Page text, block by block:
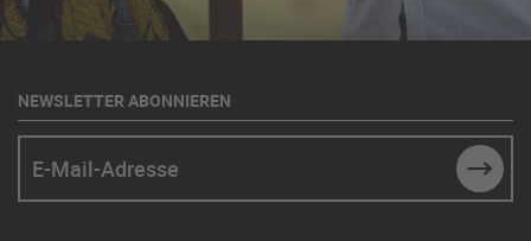
NEWSLETTER ABONNIEREN